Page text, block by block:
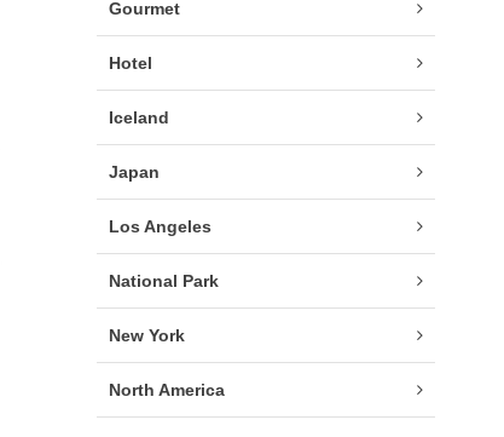
Gourmet
Hotel
Iceland
Japan
Los Angeles
National Park
New York
North America